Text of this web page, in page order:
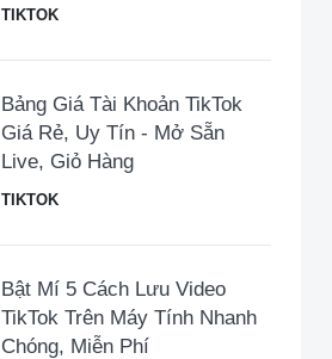
TIKTOK
Bảng Giá Tài Khoản TikTok
Giá Rẻ, Uy Tín - Mở Sẵn
Live, Giỏ Hàng
TIKTOK
Bật Mí 5 Cách Lưu Video
TikTok Trên Máy Tính Nhanh
Chóng, Miễn Phí